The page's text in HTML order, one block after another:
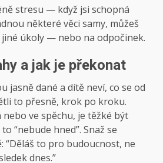
stresu — když jsi schopná
některé věci samy, můžeš
úkoly — nebo na odpočinek.
a jak je překonat
jasně dané a dítě neví, co se od
to přesně, krok po kroku.
nebo ve spěchu, je těžké být
“nebude hned”. Snaž se
“Děláš to pro budoucnost, ne
dnes.”